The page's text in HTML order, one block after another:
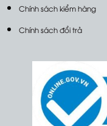
Chính sách kiểm hàng
Chính sách đổi trả